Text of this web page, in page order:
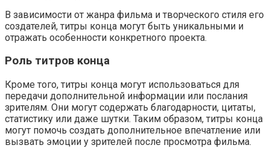
В зависимости от жанра фильма и творческого стиля его
создателей, титры конца могут быть уникальными и
отражать особенности конкретного проекта.
Роль титров конца
Кроме того, титры конца могут использоваться для
передачи дополнительной информации или послания
зрителям. Они могут содержать благодарности, цитаты,
статистику или даже шутки. Таким образом, титры конца
могут помочь создать дополнительное впечатление или
вызвать эмоции у зрителей после просмотра фильма.